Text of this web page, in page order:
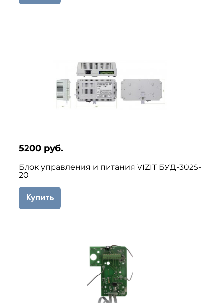
5200 руб.
Блок управления и питания VIZIT БУД-302S-
20
Купить